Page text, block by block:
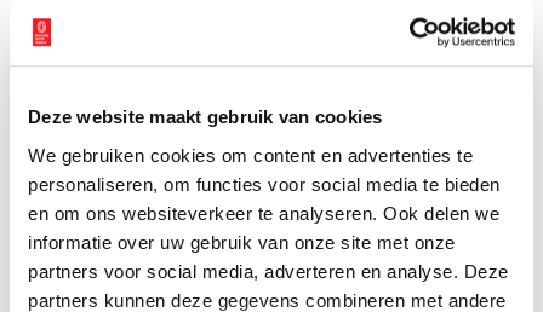
Deze website maakt gebruik van cookies
We gebruiken cookies om content en advertenties te
personaliseren, om functies voor social media te bieden
en om ons websiteverkeer te analyseren. Ook delen we
informatie over uw gebruik van onze site met onze
partners voor social media, adverteren en analyse. Deze
partners kunnen deze gegevens combineren met andere
Veel kerkelijke gemeenten hebben in de afgelopen jaren hun
historische kerkzegel van zolder gehaald om te gebruiken op
brochures, websites en briefpapier. Dat verbindt kerken met
hun geschiedenis. Wat Schagen betreft gaat die historie terug
tot 1572. Het kerkzegel van de Protestantse Gemeente
Schagen vertelt een bijzonder verhaal over de verbinding van
kerk en staat in het Noord-Hollandse plaatsje.